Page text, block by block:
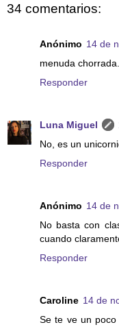
34 comentarios:
Anónimo 14 de
menuda
Responder
Luna Miguel
No, es un
Responder
Anónimo 14 de
No basta con
cuando
Responder
Caroline 14 de
Se te ve un